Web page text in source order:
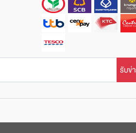
รับข่